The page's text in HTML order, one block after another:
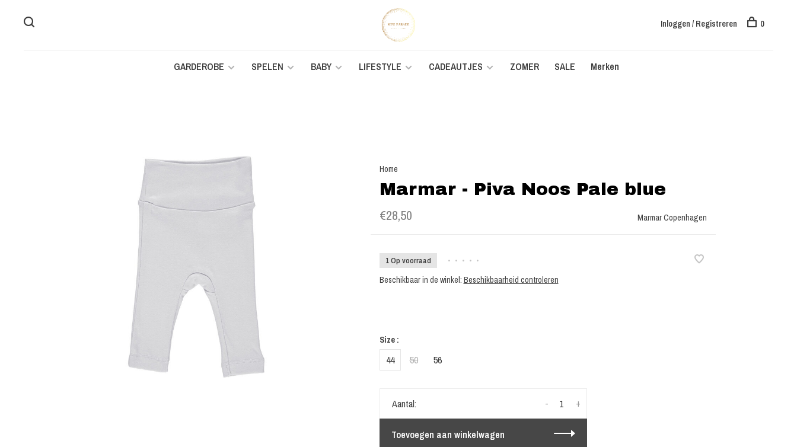
GARDEROBE SPELEN BABY LIFESTYLE CADEAUTJES ZOMER SALE Merken
Inloggen / Registreren 0
Home
Marmar - Piva Noos Pale blue
€28,50 Marmar Copenhagen
1 Op voorraad • • • • •
Beschikbaar in de winkel: Beschikbaarheid controleren
Size :
44 50 56
Aantal: +
-
Toevoegen aan winkelwagen